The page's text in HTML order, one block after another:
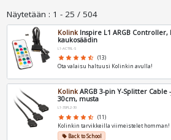
Näytetään : 1 - 25 / 504
Kolink Inspire L1 ARGB
kaukosäädin
L1-ACTRL-S
star star star star star_half (13)
Ota valaisu haltuusi Kolinkin avulla!
KolinkARGB 3-pin Y-Splitter Cable
30cm, musta
L1-3SPL2-30
star star star star star_half (11)
Kolinkin tarvikkeilla viimeistelet homman!
local_offerBack to School